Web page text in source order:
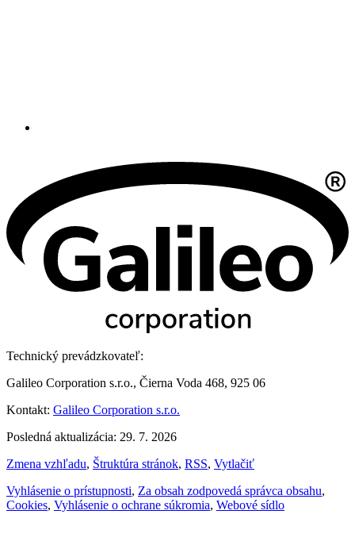
Technický prevádzkovateľ:
Galileo Corporation s.r.o., Čierna Voda 468, 925 06
Kontakt: Galileo Corporation s.r.o.
Posledná aktualizácia: 29. 7. 2026
Zmena vzhľadu, Štruktúra stránok, RSS, Vytlačiť
Vyhlásenie o prístupnosti, Za obsah zodpovedá správca obsahu,
Cookies, Vyhlásenie o ochrane súkromia, Webové sídlo